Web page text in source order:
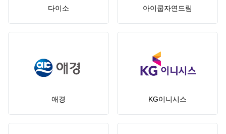
다이소 아이쿱자연드림
애경 KG이니시스